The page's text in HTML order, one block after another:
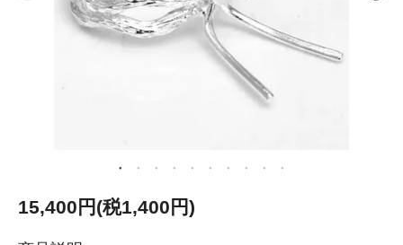
15,400円(税1,400円)